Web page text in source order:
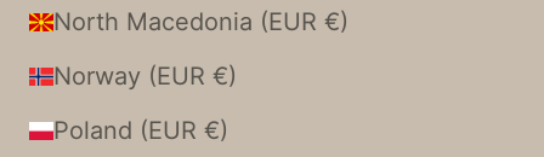
North Macedonia (EUR €)
Norway (EUR €)
Poland (EUR €)